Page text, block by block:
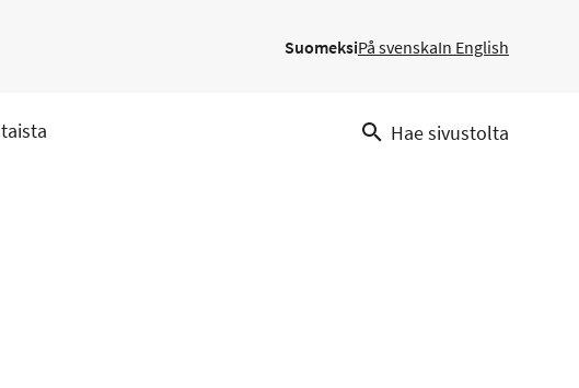
SuomeksiPå svenskaIn English
Hae sivustolta